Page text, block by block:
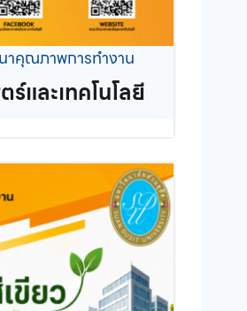
คุณภาพการทำงาน
และเทคโนโลยี